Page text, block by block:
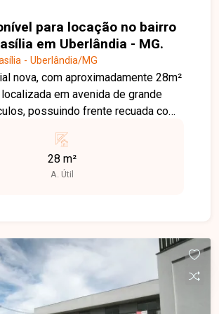
para locação no bairro
em Uberlândia - MG.
- Uberlândia/MG
nova, com aproximadamente 28m²
em avenida de grande
possuindo frente recuada com
e feminino), portas
e com possibilidade de alugar loja
28 m²
A. Útil